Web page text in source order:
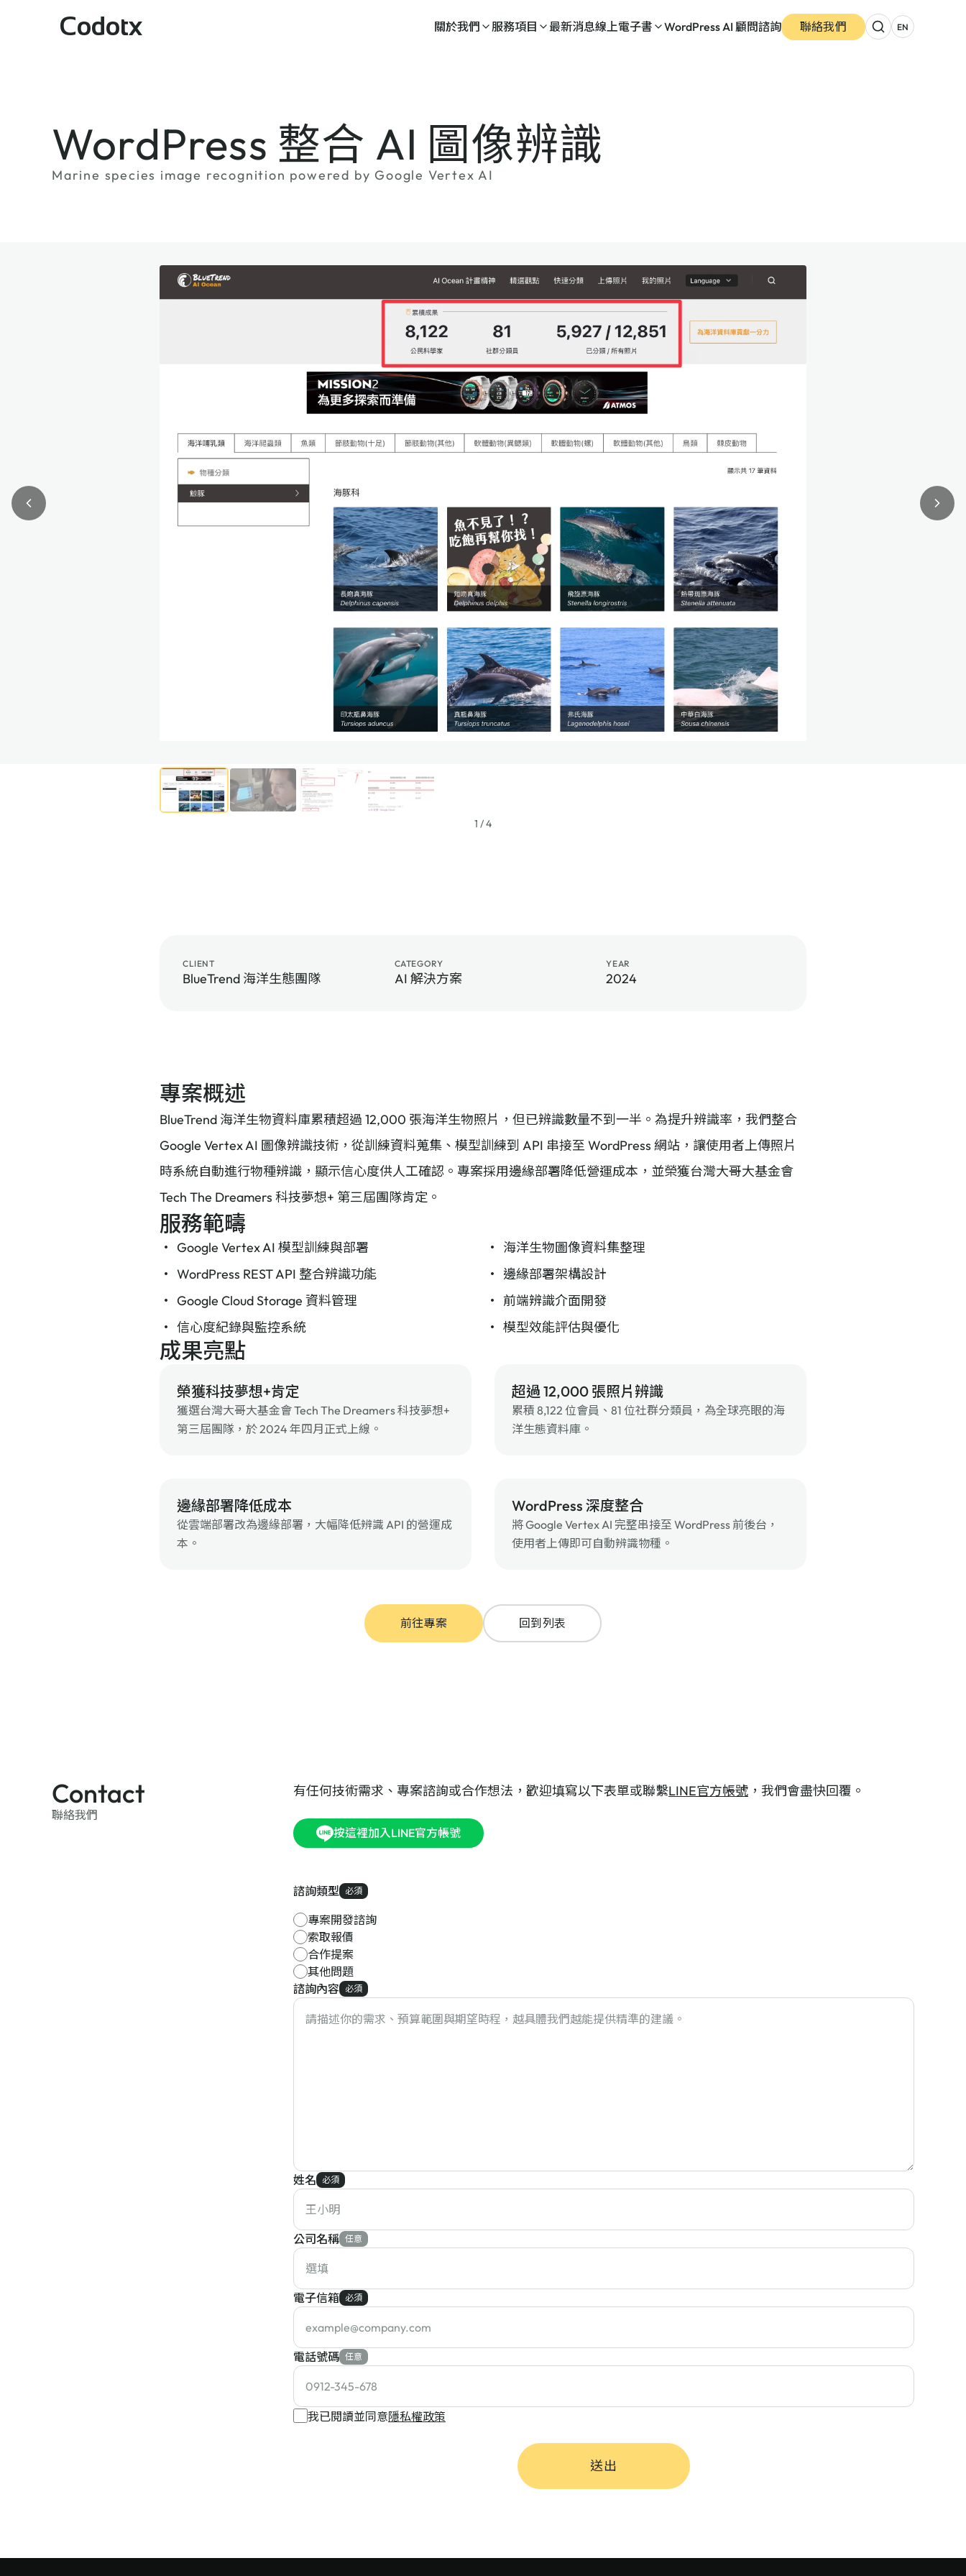
Codotx 關於我們 服務項目 最新消息線上電子書 WordPress AI 顧問諮詢 聯絡我們 EN
WordPress 整合 AI 圖像辨識
Marine species image recognition powered by Google Vertex AI
1 /4
CLIENT
BlueTrend 海洋生態團隊
CATEGORY
AI 解決方案
YEAR
2024
專案概述
BlueTrend 海洋生物資料庫累積超過 12,000 張海洋生物照片，但已辨識數量不到一半。為提升辨識率，我們整合
Google Vertex AI 圖像辨識技術，從訓練資料蒐集、模型訓練到 API 串接至 WordPress 網站，讓使用者上傳照片
時系統自動進行物種辨識，顯示信心度供人工確認。專案採用邊緣部署降低營運成本，並榮獲台灣大哥大基金會
Tech The Dreamers 科技夢想+ 第三屆團隊肯定。
服務範疇
Google Vertex AI 模型訓練與部署
海洋生物圖像資料集整理
WordPress REST API 整合辨識功能
邊緣部署架構設計
Google Cloud Storage 資料管理
前端辨識介面開發
信心度紀錄與監控系統
模型效能評估與優化
成果亮點
榮獲科技夢想+肯定
獲選台灣大哥大基金會 Tech The Dreamers 科技夢想+
第三屆團隊，於 2024 年四月正式上線。
超過 12,000 張照片辨識
累積 8,122 位會員、81 位社群分類員，為全球亮眼的海
洋生態資料庫。
邊緣部署降低成本
從雲端部署改為邊緣部署，大幅降低辨識 API 的營運成
本。
WordPress 深度整合
將 Google Vertex AI 完整串接至 WordPress 前後台，
使用者上傳即可自動辨識物種。
前往專案 回到列表
Contact
聯絡我們
有任何技術需求、專案諮詢或合作想法，歡迎填寫以下表單或聯繫LINE官方帳號 ，我們會盡快回覆。
按這裡加入LINE官方帳號
諮詢類型 必須
專案開發諮詢
索取報價
合作提案
其他問題
諮詢內容 必須
姓名 必須
公司名稱 任意
電子信箱 必須
電話號碼 任意
我已閱讀並同意隱私權政策
送出